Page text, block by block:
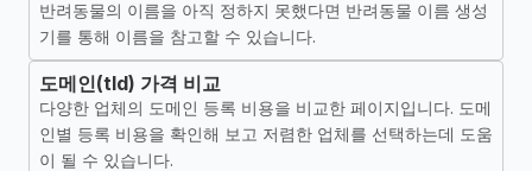
반려동물의 이름을 아직 정하지 못했다면 반려동물 이름 생성
기를 통해 이름을 참고할 수 있습니다.
도메인(tld) 가격 비교
다양한 업체의 도메인 등록 비용을 비교한 페이지입니다. 도메
인별 등록 비용을 확인해 보고 저렴한 업체를 선택하는데 도움
이 될 수 있습니다.